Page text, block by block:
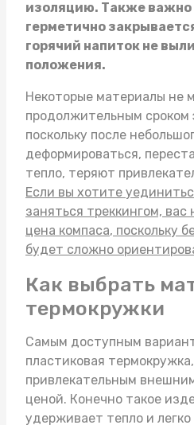
изоляцию. Также важно
герметично
горячий напиток не
положения.
Некоторые материалы не
продолжительным сроком
поскольку после
деформироваться,
тепло, теряют
Если вы хотите
заняться треккингом,
цена компаса, поскольку
будет сложно
Как выбрать
термокружки
Самым доступным
пластиковая
привлекательным
ценой. Конечно такое
удерживает тепло и легко